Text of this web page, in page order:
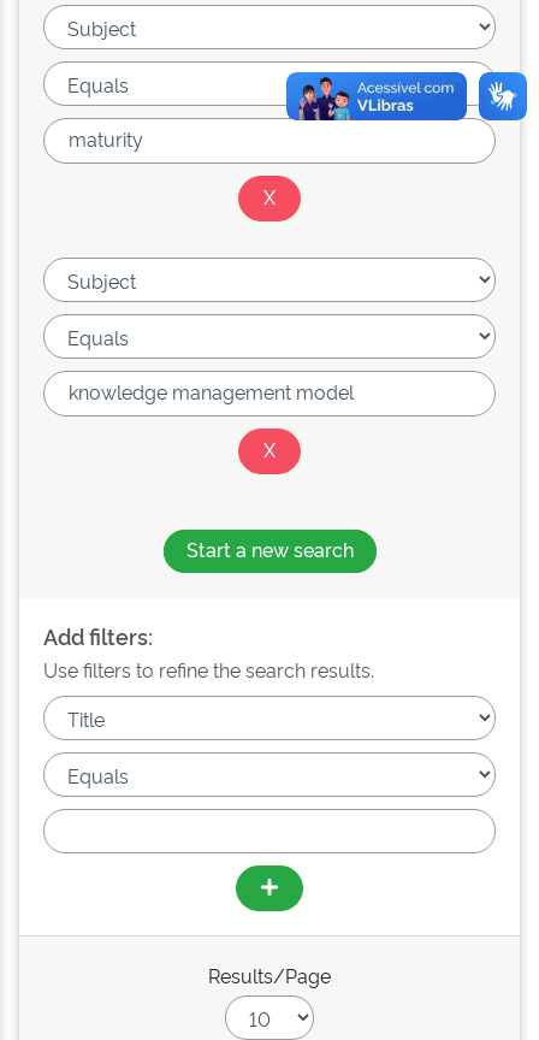
Start a new search
Add filters:
Use filters to refine the search results.
Results/Page